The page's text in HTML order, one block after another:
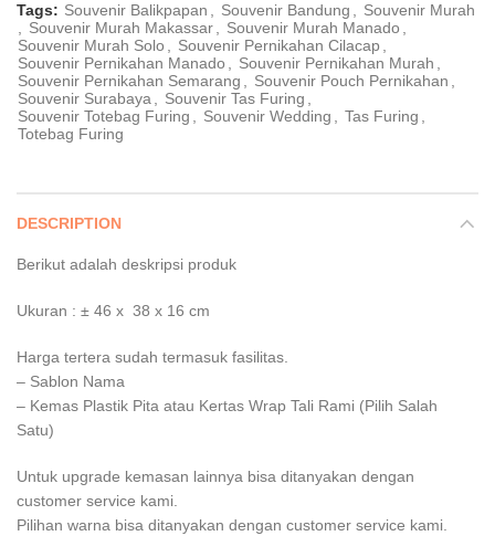
Tags: Souvenir Balikpapan , Souvenir Bandung , Souvenir Murah
, Souvenir Murah Makassar, Souvenir Murah Manado ,
Souvenir Murah Solo , Souvenir Pernikahan Cilacap,
Souvenir Pernikahan Manado , Souvenir Pernikahan Murah ,
Souvenir Pernikahan Semarang , Souvenir Pouch Pernikahan ,
Souvenir Surabaya, Souvenir Tas Furing ,
Souvenir Totebag Furing , Souvenir Wedding , Tas Furing ,
Totebag Furing
DESCRIPTION
Berikut adalah deskripsi produk
Ukuran : ± 46 x 38 x 16 cm
Harga tertera sudah termasuk fasilitas.
– Sablon Nama
– Kemas Plastik Pita atau Kertas Wrap Tali Rami (Pilih Salah
Satu)
Untuk upgrade kemasan lainnya bisa ditanyakan dengan
customer service kami.
Pilihan warna bisa ditanyakan dengan customer service kami.